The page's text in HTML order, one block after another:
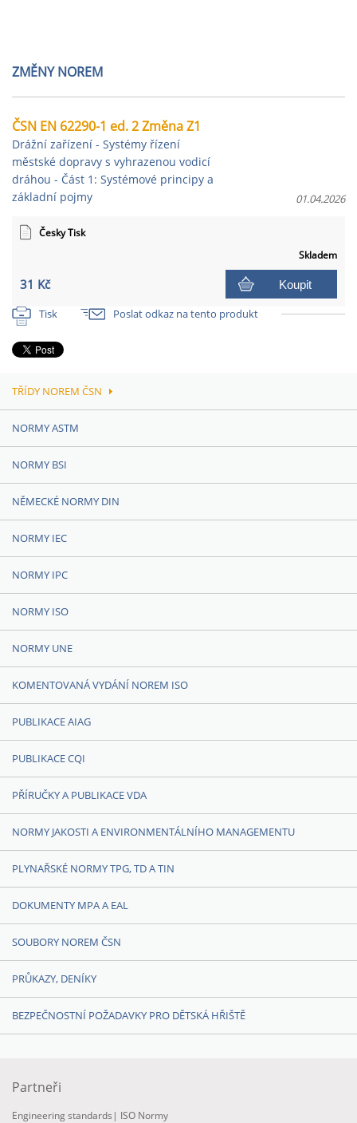
ZMĚNY NOREM
ČSN EN 62290-1 ed. 2 Změna Z1
Drážní zařízení - Systémy řízení
městské dopravy s vyhrazenou vodicí
dráhou - Část 1: Systémové principy a
základní pojmy
01.04.2026
Česky Tisk
Skladem
31 Kč Koupit
Tisk Poslat odkaz na tento produkt
TŘÍDY NOREM ČSN
NORMY ASTM
NORMY BSI
NĚMECKÉ NORMY DIN
NORMY IEC
NORMY IPC
NORMY ISO
NORMY UNE
KOMENTOVANÁ VYDÁNÍ NOREM ISO
PUBLIKACE AIAG
PUBLIKACE CQI
PŘÍRUČKY A PUBLIKACE VDA
NORMY JAKOSTI A ENVIRONMENTÁLNÍHO MANAGEMENTU
PLYNAŘSKÉ NORMY TPG, TD A TIN
DOKUMENTY MPA A EAL
SOUBORY NOREM ČSN
PRŮKAZY, DENÍKY
BEZPEČNOSTNÍ POŽADAVKY PRO DĚTSKÁ HŘIŠTĚ
Partneři
Engineering standards | ISO Normy